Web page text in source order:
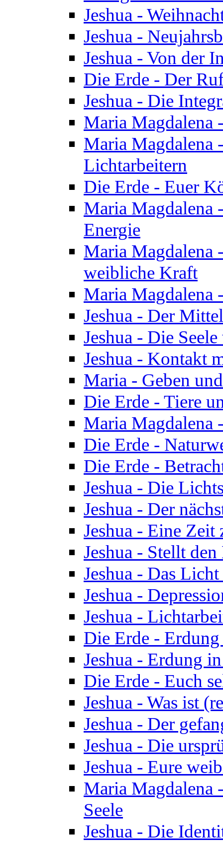
Jeshua -
Jeshua -
Jeshua - Von der
Die Erde - Der
Jeshua - Die
Maria Magdalena
Maria Magdalena
Lichtarbeitern
Die Erde - Euer
Maria Magdalena
Energie
Maria Magdalena
weibliche Kraft
Maria Magdalena
Jeshua - Der
Jeshua - Die
Jeshua - Kontakt
Maria - Geben
Die Erde - Tiere
Maria Magdalena
Die Erde -
Die Erde -
Jeshua - Die
Jeshua - Der
Jeshua - Eine Zeit
Jeshua - Stellt
Jeshua - Das
Jeshua -
Jeshua -
Die Erde -
Jeshua - Erdung
Die Erde - Euch
Jeshua - Was ist
Jeshua - Der
Jeshua - Die
Jeshua - Eure
Maria Magdalena
Seele
Jeshua - Die